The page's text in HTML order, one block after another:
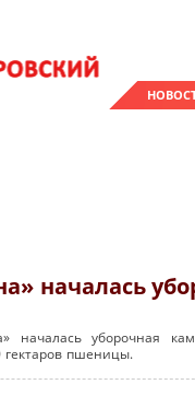
началась
началась уборочная
гектаров пшеницы.